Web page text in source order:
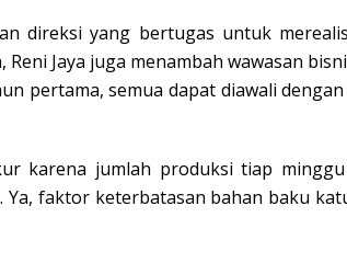
direksi yang bertugas untuk
Jaya juga menambah wawasan
pertama, semua dapat diawali
karena jumlah produksi tiap
faktor keterbatasan bahan baku